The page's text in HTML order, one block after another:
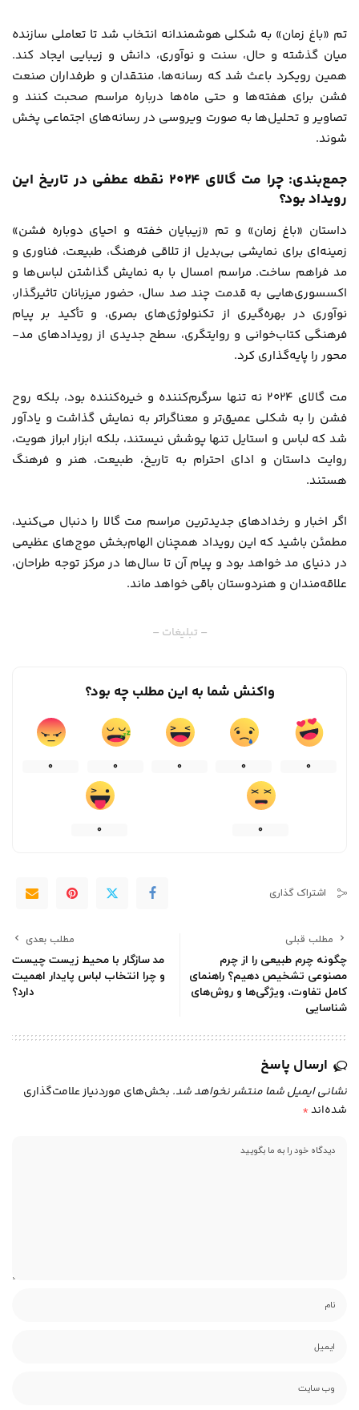
تم «باغ زمان» به شکلی هوشمندانه انتخاب شد تا تعاملی سازنده
میان گذشته و حال، سنت و نوآوری، دانش و زیبایی ایجاد کند.
همین رویکرد باعث شد که رسانه‌ها، منتقدان و طرفداران صنعت
فشن برای هفته‌ها و حتی ماه‌ها درباره مراسم صحبت کنند و
تصاویر و تحلیل‌ها به صورت ویروسی در رسانه‌های اجتماعی پخش
شوند.
جمع‌بندی: چرا مت گالای ۲۰۲۴ نقطه عطفی در تاریخ این
رویداد بود؟
داستان «باغ زمان» و تم «زیبایان خفته و احیای دوباره فشن»
زمینه‌ای برای نمایشی بی‌بدیل از تلاقی فرهنگ، طبیعت، فناوری و
مد فراهم ساخت. مراسم امسال با به نمایش گذاشتن لباس‌ها و
اکسسوری‌هایی به قدمت چند صد سال، حضور میزبانان تاثیرگذار،
نوآوری در بهره‌گیری از تکنولوژی‌های بصری، و تأکید بر پیام
فرهنگی کتاب‌خوانی و روایتگری، سطح جدیدی از رویدادهای مد-
محور را پایه‌گذاری کرد.
مت گالای ۲۰۲۴ نه تنها سرگرم‌کننده و خیره‌کننده بود، بلکه روح
فشن را به شکلی عمیق‌تر و معناگراتر به نمایش گذاشت و یادآور
شد که لباس و استایل تنها پوشش نیستند، بلکه ابزار ابراز هویت،
روایت داستان و ادای احترام به تاریخ، طبیعت، هنر و فرهنگ
هستند.
اگر اخبار و رخدادهای جدیدترین مراسم مت گالا را دنبال می‌کنید،
مطمئن باشید که این رویداد همچنان الهام‌بخش موج‌های عظیمی
در دنیای مد خواهد بود و پیام آن تا سال‌ها در مرکز توجه طراحان،
علاقه‌مندان و هنردوستان باقی خواهد ماند.
– تبلیغات –
واکنش شما به این مطلب چه بود؟
0
0
0
0
0
0
0
اشتراک گذاری
مطلب قبلی
چگونه چرم طبیعی را از چرم
مصنوعی تشخیص دهیم؟ راهنمای
کامل تفاوت، ویژگی‌ها و روش‌های
شناسایی
مطلب بعدی
مد سازگار با محیط زیست چیست
و چرا انتخاب لباس پایدار اهمیت
دارد؟
ارسال پاسخ
نشانی ایمیل شما منتشر نخواهد شد. بخش‌های موردنیاز علامت‌گذاری
شده‌اند*